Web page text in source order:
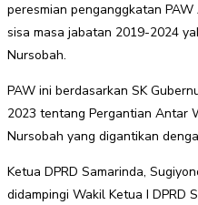
peresmian penganggkatan
sisa masa jabatan 2019-2024
Nursobah.
PAW ini berdasarkan SK
2023 tentang Pergantian Antar
Nursobah yang digantikan
Ketua DPRD Samarinda,
didampingi Wakil Ketua I DPRD